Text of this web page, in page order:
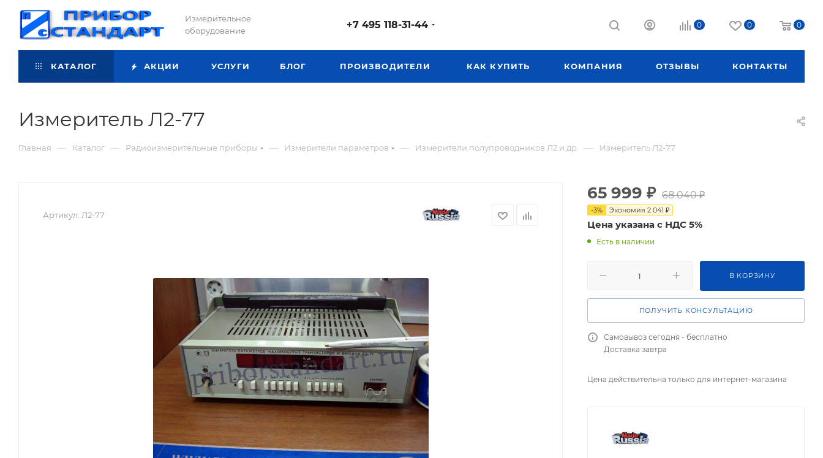
Измерительное
оборудование
+7 495 118-31-44 0 0 0
КАТАЛОГ АКЦИИ УСЛУГИ БЛОГ ПРОИЗВОДИТЕЛИ КАК КУПИТЬ КОМПАНИЯ ОТЗЫВЫ КОНТАКТЫ
Измеритель Л2-77
Главная — Каталог — Радиоизмерительные приборы — Измерители параметров — Измерители полупроводников Л2 и др. — Измеритель Л2-77
Артикул: Л2-77
65 999 ₽ 68 040₽
-3% Экономия 2 041 ₽
Цена указана с НДС 5%
Есть в наличии
В КОРЗИНУ
ПОЛУЧИТЬ КОНСУЛЬТАЦИЮ
Самовывоз сегодня - бесплатно
Доставка завтра
Цена действительна только для интернет-магазина